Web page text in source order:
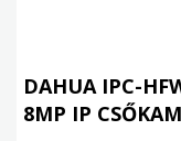
DAHUA IPC-
8MP IP